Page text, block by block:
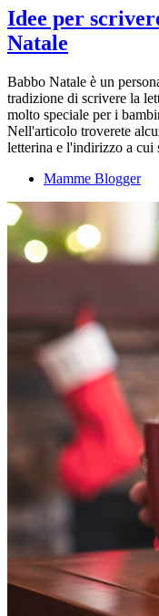
Idee per
Natale
Babbo Natale è un
tradizione di scrivere la
molto speciale per i
Nell'articolo troverete
letterina e l'indirizzo a cui
Mamme Blogger